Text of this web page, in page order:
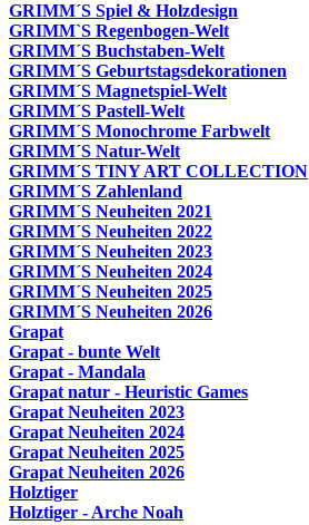
GRIMM´S Spiel & Holzdesign
GRIMM`S Regenbogen-Welt
GRIMM´S Buchstaben-Welt
GRIMM´S Geburtstagsdekorationen
GRIMM´S Magnetspiel-Welt
GRIMM´S Pastell-Welt
GRIMM´S Monochrome Farbwelt
GRIMM´S Natur-Welt
GRIMM´S TINY ART COLLECTION
GRIMM´S Zahlenland
GRIMM´S Neuheiten 2021
GRIMM´S Neuheiten 2022
GRIMM´S Neuheiten 2023
GRIMM´S Neuheiten 2024
GRIMM´S Neuheiten 2025
GRIMM´S Neuheiten 2026
Grapat
Grapat - bunte Welt
Grapat - Mandala
Grapat natur - Heuristic Games
Grapat Neuheiten 2023
Grapat Neuheiten 2024
Grapat Neuheiten 2025
Grapat Neuheiten 2026
Holztiger
Holztiger - Arche Noah